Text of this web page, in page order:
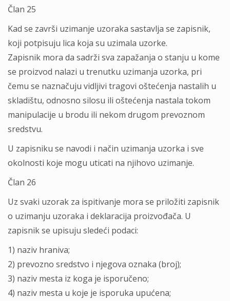
Član 25
Kad se završi uzimanje uzoraka sastavlja se zapisnik,
koji potpisuju lica koja su uzimala uzorke.
Zapisnik mora da sadrži sva zapažanja o stanju u kome
se proizvod nalazi u trenutku uzimanja uzorka, pri
čemu se naznačuju vidljivi tragovi oštećenja nastalih u
skladištu, odnosno silosu ili oštećenja nastala tokom
manipulacije u brodu ili nekom drugom prevoznom
sredstvu.
U zapisniku se navodi i način uzimanja uzorka i sve
okolnosti koje mogu uticati na njihovo uzimanje.
Član 26
Uz svaki uzorak za ispitivanje mora se priložiti zapisnik
o uzimanju uzoraka i deklaracija proizvođača. U
zapisnik se upisuju sledeći podaci:
1) naziv hraniva;
2) prevozno sredstvo i njegova oznaka (broj);
3) naziv mesta iz koga je isporučeno;
4) naziv mesta u koje je isporuka upućena;